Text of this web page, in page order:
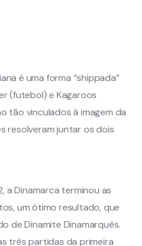
é uma forma “shippada”
(futebol) e Kagaroos
tão vinculados à imagem da
resolveram juntar os dois
a Dinamarca terminou as
um ótimo resultado, que
de Dinamite Dinamarquês.
três partidas da primeira